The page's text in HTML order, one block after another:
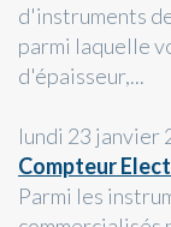
d'instruments
parmi laquelle
d'épaisseur,...
lundi 23 janvier
Compteur
Parmi les